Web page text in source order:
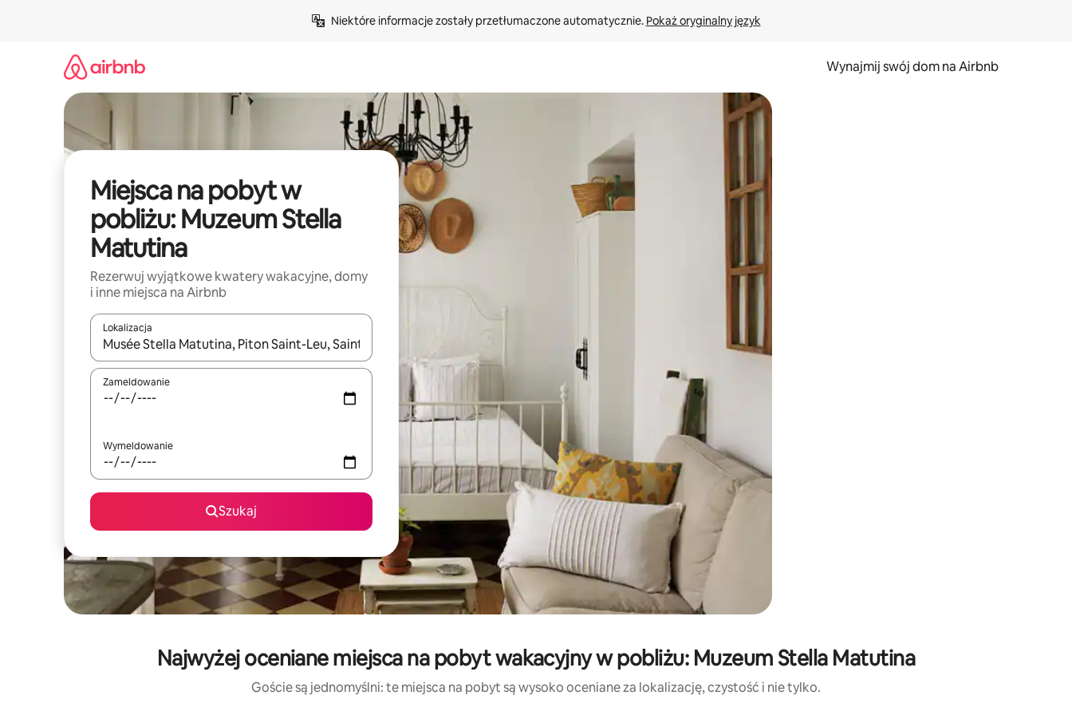
Niektóre informacje zostały przetłumaczone automatycznie. Pokaż oryginalny język
Wynajmij swój dom na Airbnb
Miejsca na pobyt w
pobliżu: Muzeum Stella
Matutina
Rezerwuj wyjątkowe kwatery wakacyjne, domy
i inne miejsca na Airbnb
Lokalizacja
Gdy wyniki będą dostępne, możesz poruszać się po nich za pomocą klawiszy strzałek w górę i w dół lub przeglądać je za pomocą gestów dotykowych lub przesuwania.
Zameldowanie
Wymeldowanie
Szukaj
Najwyżej oceniane miejsca na pobyt wakacyjny w pobliżu: Muzeum Stella Matutina
Goście są jednomyślni: te miejsca na pobyt są wysoko oceniane za lokalizację, czystość i nie tylko.